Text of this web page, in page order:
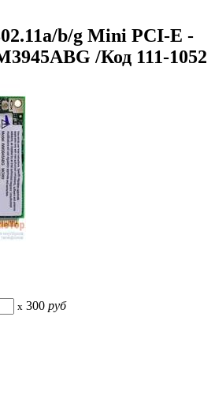
b/g Mini PCI-E -
/Код 111-1052
x 300 руб